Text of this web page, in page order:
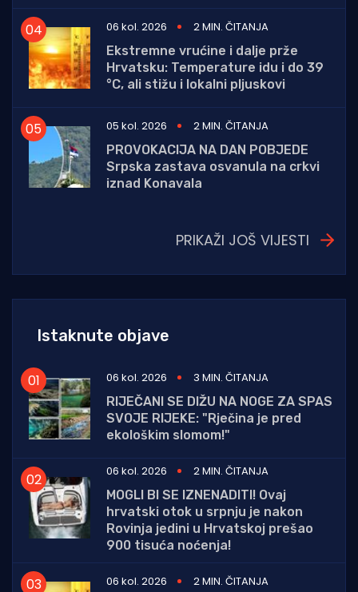
06 kol. 2026
2 MIN. ČITANJA
Ekstremne vrućine i dalje prže
Hrvatsku: Temperature idu i do 39
°C, ali stižu i lokalni pljuskovi
05 kol. 2026
2 MIN. ČITANJA
PROVOKACIJA NA DAN POBJEDE
Srpska zastava osvanula na crkvi
iznad Konavala
PRIKAŽI JOŠ VIJESTI
Istaknute objave
06 kol. 2026
3 MIN. ČITANJA
RIJEČANI SE DIŽU NA NOGE ZA SPAS
SVOJE RIJEKE: "Rječina je pred
ekološkim slomom!"
06 kol. 2026
2 MIN. ČITANJA
MOGLI BI SE IZNENADITI! Ovaj
hrvatski otok u srpnju je nakon
Rovinja jedini u Hrvatskoj prešao
900 tisuća noćenja!
06 kol. 2026 2 MIN. ČITANJA